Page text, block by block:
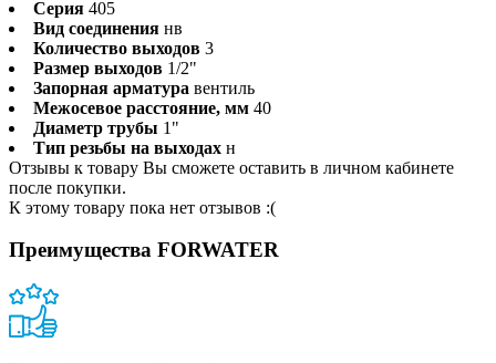
Серия 405
Вид соединения нв
Количество выходов 3
Размер выходов 1/2"
Запорная арматура вентиль
Межосевое расстояние, мм 40
Диаметр трубы 1"
Тип резьбы на выходах н
Отзывы к товару Вы сможете оставить в личном кабинете
после покупки.
К этому товару пока нет отзывов :(
Преимущества FORWATER